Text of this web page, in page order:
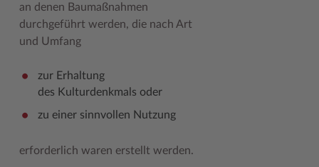
an denen Baumaßnahmen
durchgeführt werden, die nach Art
und Umfang
zur Erhaltung
des Kulturdenkmals oder
zu einer sinnvollen Nutzung
erforderlich waren erstellt werden.